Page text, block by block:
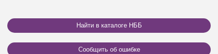
Найти в каталоге НББ
Сообщить об ошибке